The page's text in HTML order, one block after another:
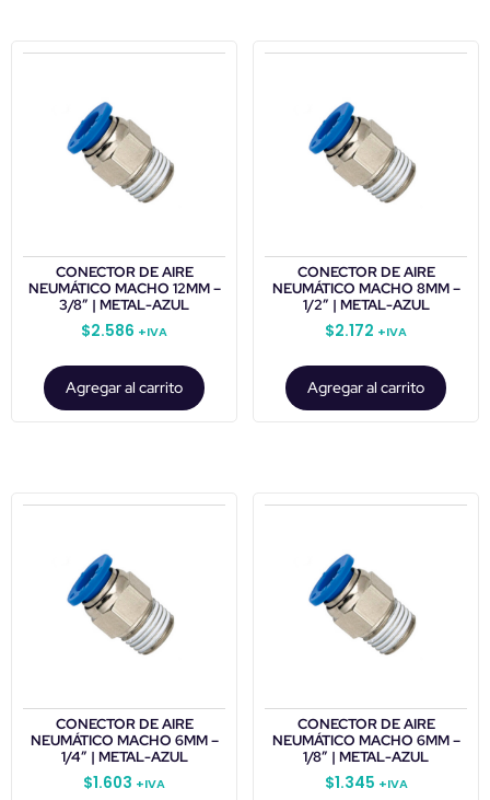
CONECTOR DE AIRE
NEUMÁTICO MACHO 12MM –
3/8″ | METAL-AZUL
$2.586 +IVA
Agregar al carrito
CONECTOR DE AIRE
NEUMÁTICO MACHO 8MM –
1/2″ | METAL-AZUL
$2.172 +IVA
Agregar al carrito
CONECTOR DE AIRE
NEUMÁTICO MACHO 6MM –
1/4″ | METAL-AZUL
$1.603 +IVA
CONECTOR DE AIRE
NEUMÁTICO MACHO 6MM –
1/8″ | METAL-AZUL
$1.345 +IVA